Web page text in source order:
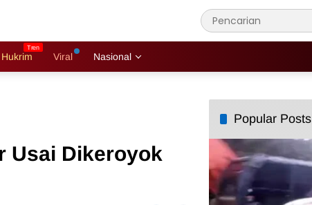
Hukrim Viral Nasional
Usai Dikeroyok
Popular Posts